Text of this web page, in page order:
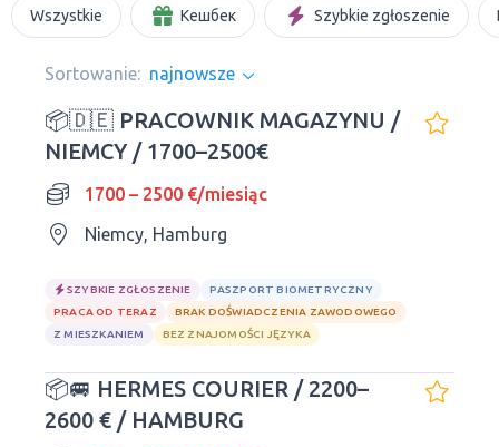
Wszystkie Кешбек Szybkie zgłoszenie
Sortowanie: najnowsze
📦🇩🇪 PRACOWNIK MAGAZYNU /
NIEMCY / 1700–2500€
1700 – 2500 €/miesiąc
Niemcy, Hamburg
SZYBKIE ZGŁOSZENIE
PASZPORT BIOMETRYCZNY
PRACA OD TERAZ
BRAK DOŚWIADCZENIA ZAWODOWEGO
Z MIESZKANIEM
BEZ ZNAJOMOŚCI JĘZYKA
📦🚐 HERMES COURIER / 2200–
2600 € / HAMBURG